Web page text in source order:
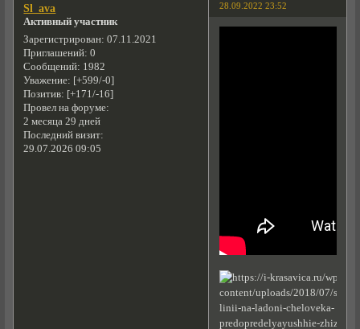
28.09.2022 23:52
Sl_ava
Активный участник
Зарегистрирован: 07.11.2021
Приглашений: 0
Сообщений: 1982
Уважение: [+599/-0]
Позитив: [+171/-16]
Провел на форуме:
2 месяца 29 дней
Последний визит:
29.07.2026 09:05